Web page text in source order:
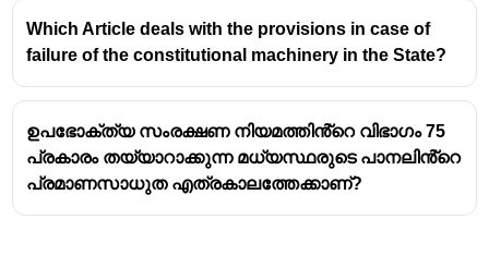
Which Article deals with the provisions in case of
failure of the constitutional machinery in the State?
ഉപഭോക്ത്യ സംരക്ഷണ നിയമത്തിൻ്റെ വിഭാഗം 75
പ്രകാരം തയ്യാറാക്കുന്ന മധ്യസ്ഥരുടെ പാനലിൻ്റെ
പ്രമാണസാധുത എത്രകാലത്തേക്കാണ്?